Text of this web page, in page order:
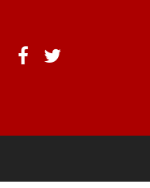
Facebook
Twitter